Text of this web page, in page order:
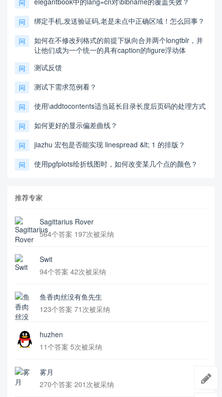
问
问 绑定手机,发送验证码,老是未点中正确区域！怎么回事？
问
如何在不修改列格式的前提下纵向合并两个longtblr，并
让他们成为一个统一的具有caption的figure浮动体
问 测试反馈
问 测试下需求范例看？
问 使用\addtocontents适当延长目录长度后页码的处理方式
问 如何更好的显示偏差曲线？
问 jiazhu 宏包是否能实现 linespread &lt; 1 的排版？
问 使用pgfplots绘折线图时，如何改变某几个点的颜色？
推荐专家
Sagittarius Rover
564个答案 197次被采纳
Swit
94个答案 42次被采纳
鱼香肉丝没有鱼先生
123个答案 71次被采纳
huzhen
11个答案 5次被采纳
雾月
270个答案 201次被采纳